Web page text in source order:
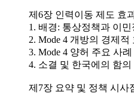
제6장 인력이동 제도 효
1. 배경: 통상정책과 이
2. Mode 4 개방의 경제적
3. Mode 4 양허 주요 사례
4. 소결 및 한국에의 함의
제7장 요약 및 정책 시사